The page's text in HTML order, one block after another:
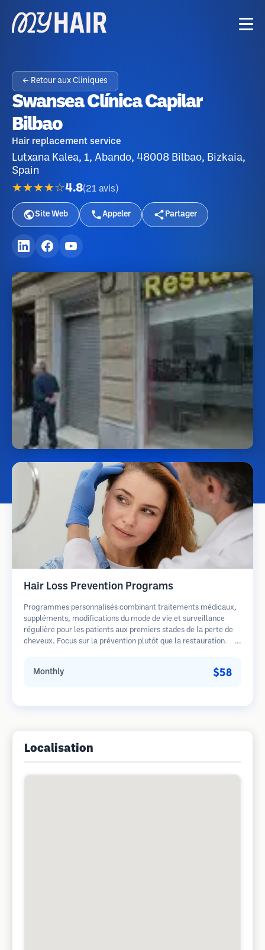
← Retour aux Cliniques
Swansea Clínica Capilar
Bilbao
Hair replacement service
Lutxana Kalea, 1, Abando, 48008 Bilbao, Bizkaia,
Spain
★★★★☆4.8(21 avis )
Site Web Appeler Partager
Hair Loss Prevention Programs
Programmes personnalisés combinant traitements médicaux,
suppléments, modifications du mode de vie et surveillance
régulière pour les patients aux premiers stades de la perte de
cheveux. Focus sur la prévention plutôt que la restauration.
Monthly $58
Localisation